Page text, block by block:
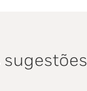
sugestões